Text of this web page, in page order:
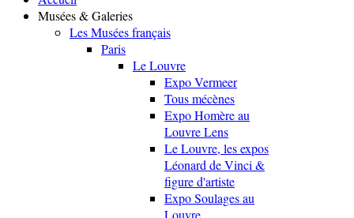
Musées & Galeries
Les Musées français
Paris
Le Louvre
Expo Vermeer
Tous mécènes
Expo Homère au
Louvre Lens
Le Louvre, les expos
Léonard de Vinci &
figure d'artiste
Expo Soulages au